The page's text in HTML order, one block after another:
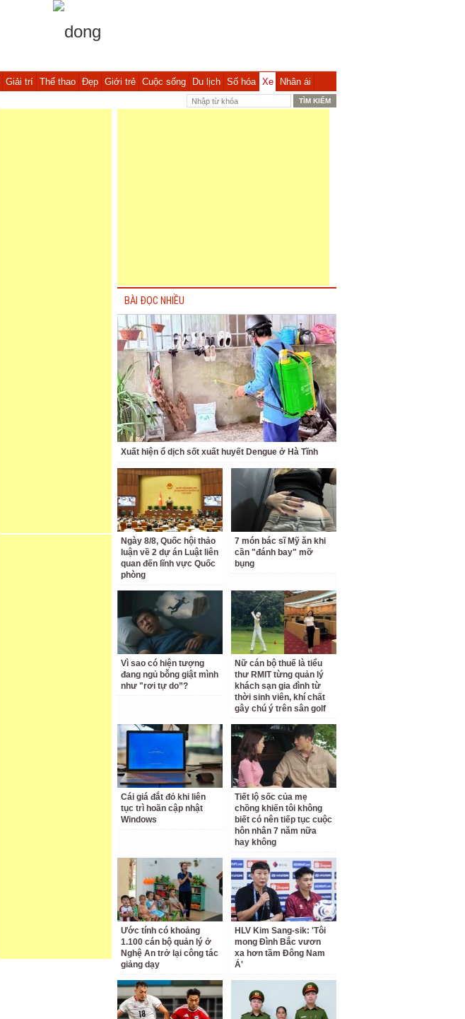
Giải trí Thể thao Đẹp Giới trẻ Cuộc sống Du lịch Số hóa Xe Nhân ái
BÀI ĐỌC NHIỀU
Xuất hiện ổ dịch sốt xuất huyết Dengue ở Hà Tĩnh
Ngày 8/8, Quốc hội thảo
luận về 2 dự án Luật liên
quan đến lĩnh vực Quốc
phòng
7 món bác sĩ Mỹ ăn khi
cần "đánh bay" mỡ
bụng
Vì sao có hiện tượng
đang ngủ bỗng giật mình
như "rơi tự do”?
Nữ cán bộ thuế là tiểu
thư RMIT từng quản lý
khách sạn gia đình từ
thời sinh viên, khí chất
gây chú ý trên sân golf
Cái giá đắt đỏ khi liên
tục trì hoãn cập nhật
Windows
Tiết lộ sốc của mẹ
chồng khiến tôi không
biết có nên tiếp tục cuộc
hôn nhân 7 năm nữa
hay không
Ước tính có khoảng
1.100 cán bộ quản lý ở
Nghệ An trở lại công tác
giảng dạy
HLV Kim Sang-sik: 'Tôi
mong Đình Bắc vươn
xa hơn tầm Đông Nam
Á'